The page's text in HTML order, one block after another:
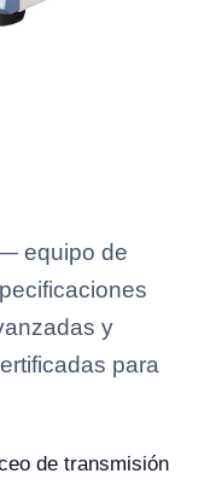
equipo de
y
para
de transmisión